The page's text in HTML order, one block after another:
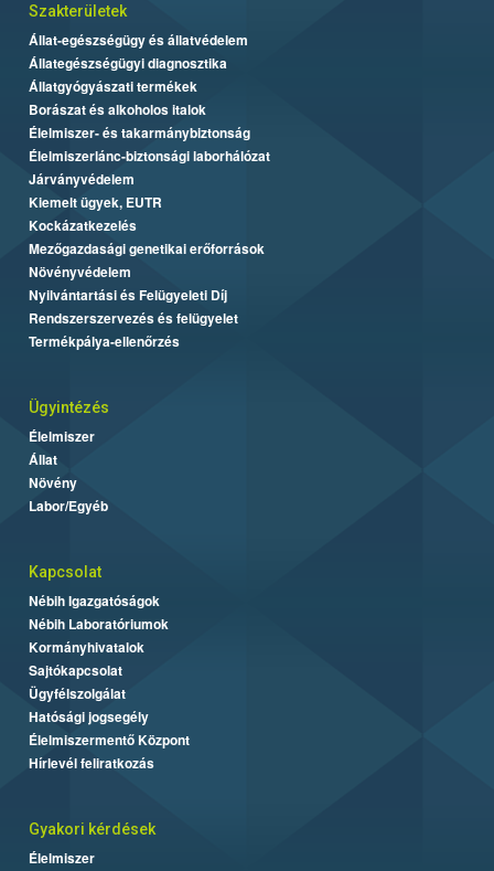
Szakterületek
Állat-egészségügy és állatvédelem
Állategészségügyi diagnosztika
Állatgyógyászati termékek
Borászat és alkoholos italok
Élelmiszer- és takarmánybiztonság
Élelmiszerlánc-biztonsági laborhálózat
Járványvédelem
Kiemelt ügyek, EUTR
Kockázatkezelés
Mezőgazdasági genetikai erőforrások
Növényvédelem
Nyilvántartási és Felügyeleti Díj
Rendszerszervezés és felügyelet
Termékpálya-ellenőrzés
Ügyintézés
Élelmiszer
Állat
Növény
Labor/Egyéb
Kapcsolat
Nébih Igazgatóságok
Nébih Laboratóriumok
Kormányhivatalok
Sajtókapcsolat
Ügyfélszolgálat
Hatósági jogsegély
Élelmiszermentő Központ
Hírlevél feliratkozás
Gyakori kérdések
Élelmiszer